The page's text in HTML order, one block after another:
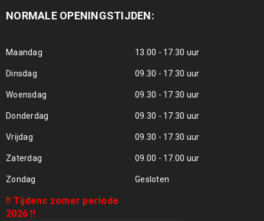
NORMALE OPENINGSTIJDEN:
Maandag 13.00 - 17.30 uur
Dinsdag 09.30 - 17.30 uur
Woensdag 09.30 - 17.30 uur
Donderdag 09.30 - 17.30 uur
Vrijdag 09.30 - 17.30 uur
Zaterdag 09.00 - 17.00 uur
Zondag Gesloten
!! Tijdens zomer periode
2026 !!